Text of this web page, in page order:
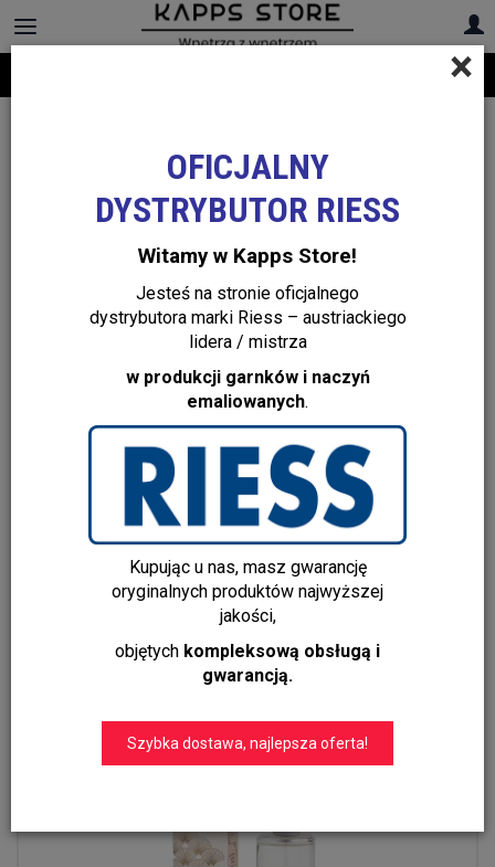
+48 22 299 19 84
×
OFICJALNY
DYSTRYBUTOR RIESS
Witamy w Kapps Store!
Jesteś na stronie oficjalnego
dystrybutora marki Riess – austriackiego
lidera / mistrza
w produkcji garnków i naczyń
emaliowanych.
Kupując u nas, masz gwarancję
oryginalnych produktów najwyższej
jakości,
objętych kompleksową obsługą i
gwarancją.
Szybka dostawa, najlepsza oferta!
zmieniają wnętrze w elegancki, harmonijny dom.
ES-Świeca zapachowa 180g Teck and Tonka
119,00 zł
Do koszyka